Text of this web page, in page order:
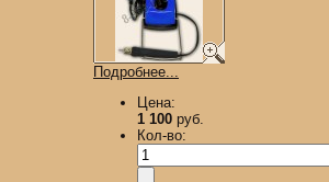
Подробнее...
Цена:
1 100 руб.
Кол-во: